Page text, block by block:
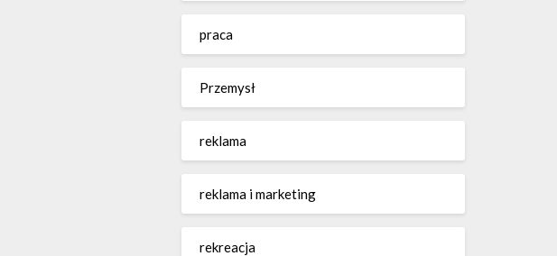
praca
Przemysł
reklama
reklama i marketing
rekreacja